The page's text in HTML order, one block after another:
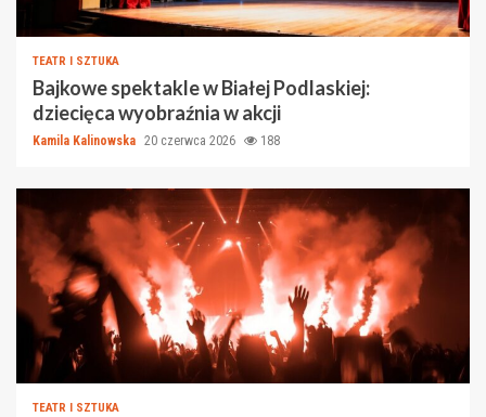
TEATR I SZTUKA
Bajkowe spektakle w Białej Podlaskiej:
dziecięca wyobraźnia w akcji
Kamila Kalinowska 20 czerwca 2026 188
TEATR I SZTUKA